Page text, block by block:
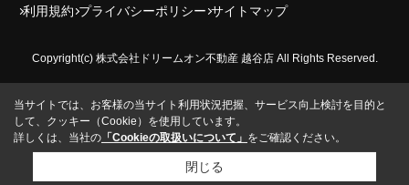
利用規約 プライバシーポリシー サイトマップ
Copyright(c) 株式会社ドリームオン不動産 越谷店 All Rights Reserved.
当サイトでは、お客様の当サイト利用状況把握、サービス向上検討を目的と
して、クッキー（Cookie）を使用しています。
詳しくは、当社の 「Cookieの取扱いについて」 をご確認ください。
閉じる